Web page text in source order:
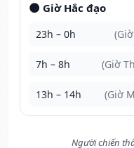
🌑 Giờ Hắc đạo
23h – 0h
7h – 8h (Giờ
13h – 14h (Giờ
Người chiến